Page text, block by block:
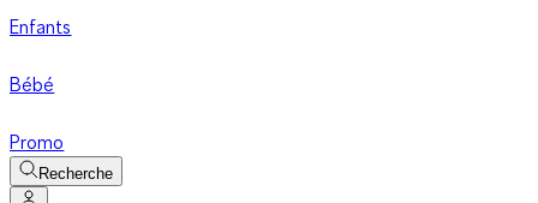
Enfants
Bébé
Promo
Recherche